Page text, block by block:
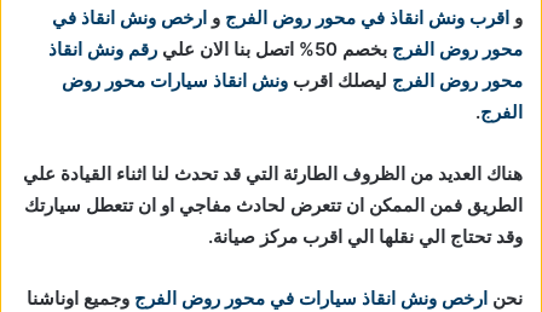
و اقرب ونش انقاذ في محور روض الفرج و ارخص ونش انقاذ في
محور روض الفرج بخصم 50% اتصل بنا الان علي
رقم ونش انقاذ
محور روض الفرج ليصلك اقرب ونش انقاذ سيارات محور روض
الفرج.
هناك العديد من الظروف الطارئة التي قد تحدث لنا اثناء القيادة علي
الطريق فمن الممكن ان تتعرض لحادث مفاجي او ان تتعطل سيارتك
وقد تحتاج الي نقلها الي اقرب مركز صيانة.
نحن ارخص ونش انقاذ سيارات في محور روض الفرج وجميع اوناشنا